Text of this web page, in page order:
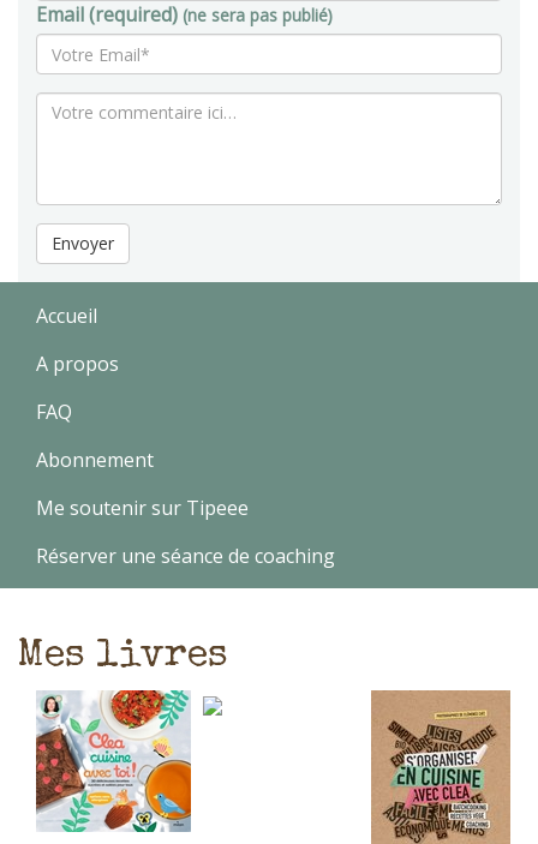
Email (required) (ne sera pas publié)
Envoyer
Accueil
A propos
FAQ
Abonnement
Me soutenir sur Tipeee
Réserver une séance de coaching
Mes livres